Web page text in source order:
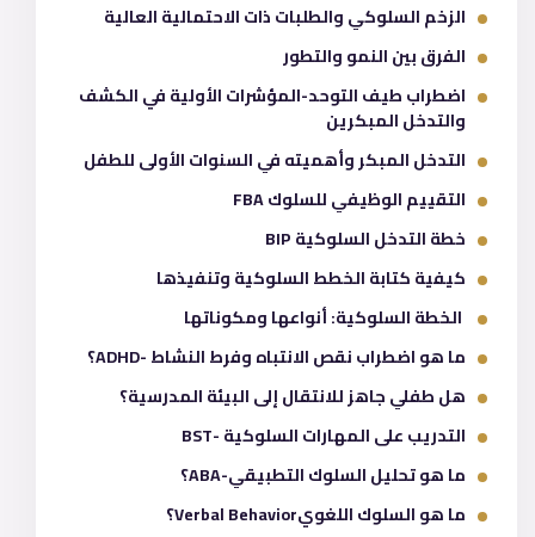
الزخم السلوكي والطلبات ذات الاحتمالية العالية
الفرق بين النمو والتطور
اضطراب طيف التوحد-المؤشرات الأولية في الكشف
والتدخل المبكرين
التدخل المبكر وأهميته في السنوات الأولى للطفل
التقييم الوظيفي للسلوك FBA
خطة التدخل السلوكية BIP
كيفية كتابة الخطط السلوكية وتنفيذها
الخطة السلوكية: أنواعها ومكوناتها
ما هو اضطراب نقص الانتباه وفرط النشاط -ADHD؟
هل طفلي جاهز للانتقال إلى البيئة المدرسية؟
التدريب على المهارات السلوكية -BST
ما هو تحليل السلوك التطبيقي-ABA؟
ما هو السلوك اللغويVerbal Behavior؟